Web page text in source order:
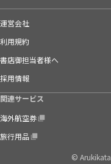
運営会社
利用規約
書店御担当者様へ
採用情報
関連サービス
海外航空券
旅行用品
©